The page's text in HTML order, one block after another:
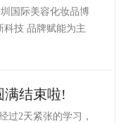
国际美容化妆品博
科技 品牌赋能为主
满结束啦!
过2天紧张的学习，